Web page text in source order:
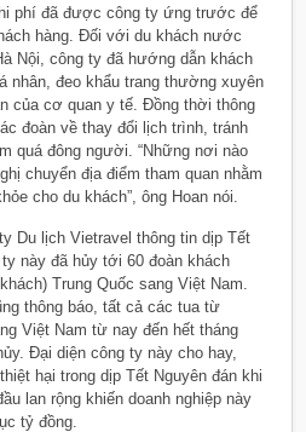
phí đã được công ty ứng trước để
hàng. Đối với du khách nước
Nội, công ty đã hướng dẫn khách
nhân, đeo khẩu trang thường xuyên
của cơ quan y tế. Đồng thời thông
đoàn về thay đổi lịch trình, tránh
quá đông người. “Những nơi nào
chuyển địa điểm tham quan nhằm
cho du khách”, ông Hoan nói.
Du lịch Vietravel thông tin dịp Tết
này đã hủy tới 60 đoàn khách
Trung Quốc sang Việt Nam.
thông báo, tất cả các tua từ
Việt Nam từ nay đến hết tháng
Đại diện công ty này cho hay,
hại trong dịp Tết Nguyên đán khi
lan rộng khiến doanh nghiệp này
tỷ đồng.